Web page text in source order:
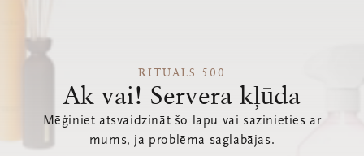
RITUALS 500
Ak vai! Servera kļūda
Mēģiniet atsvaidzināt šo lapu vai sazinieties ar
mums, ja problēma saglabājas.